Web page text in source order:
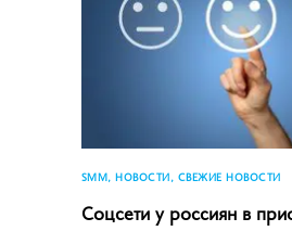
SMM, НОВОСТИ, СВЕЖИЕ НОВОСТИ
Соцсети у россиян в